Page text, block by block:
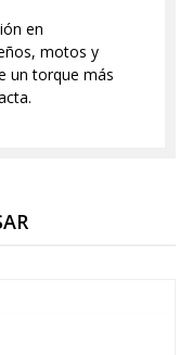
en
motos y
un torque más